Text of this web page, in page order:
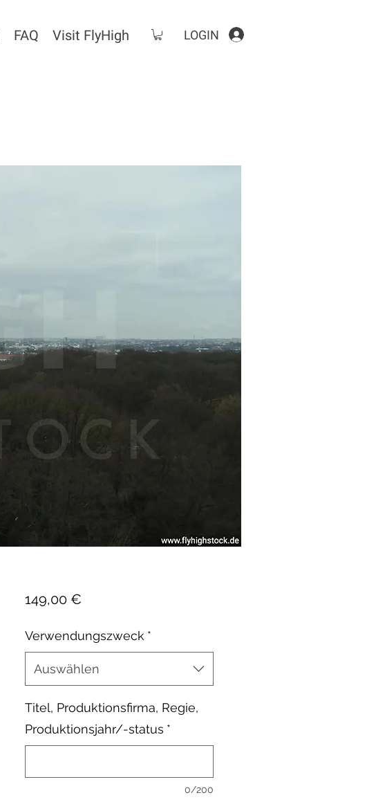
FAQ Visit FlyHigh LOGIN
149,00 €Preis
Verwendungszweck *
Auswählen
Titel, Produktionsfirma, Regie,
Produktionsjahr/-status *
0/200